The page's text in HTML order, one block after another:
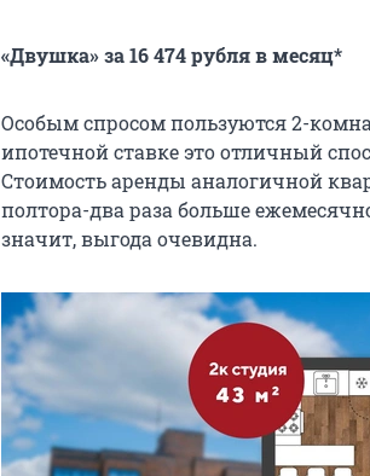
«Двушка» за 16 474 рубля в месяц*
Особым спросом пользуются 2-
ипотечной ставке это отличный
Стоимость аренды аналогичной
полтора-два раза больше
значит, выгода очевидна.